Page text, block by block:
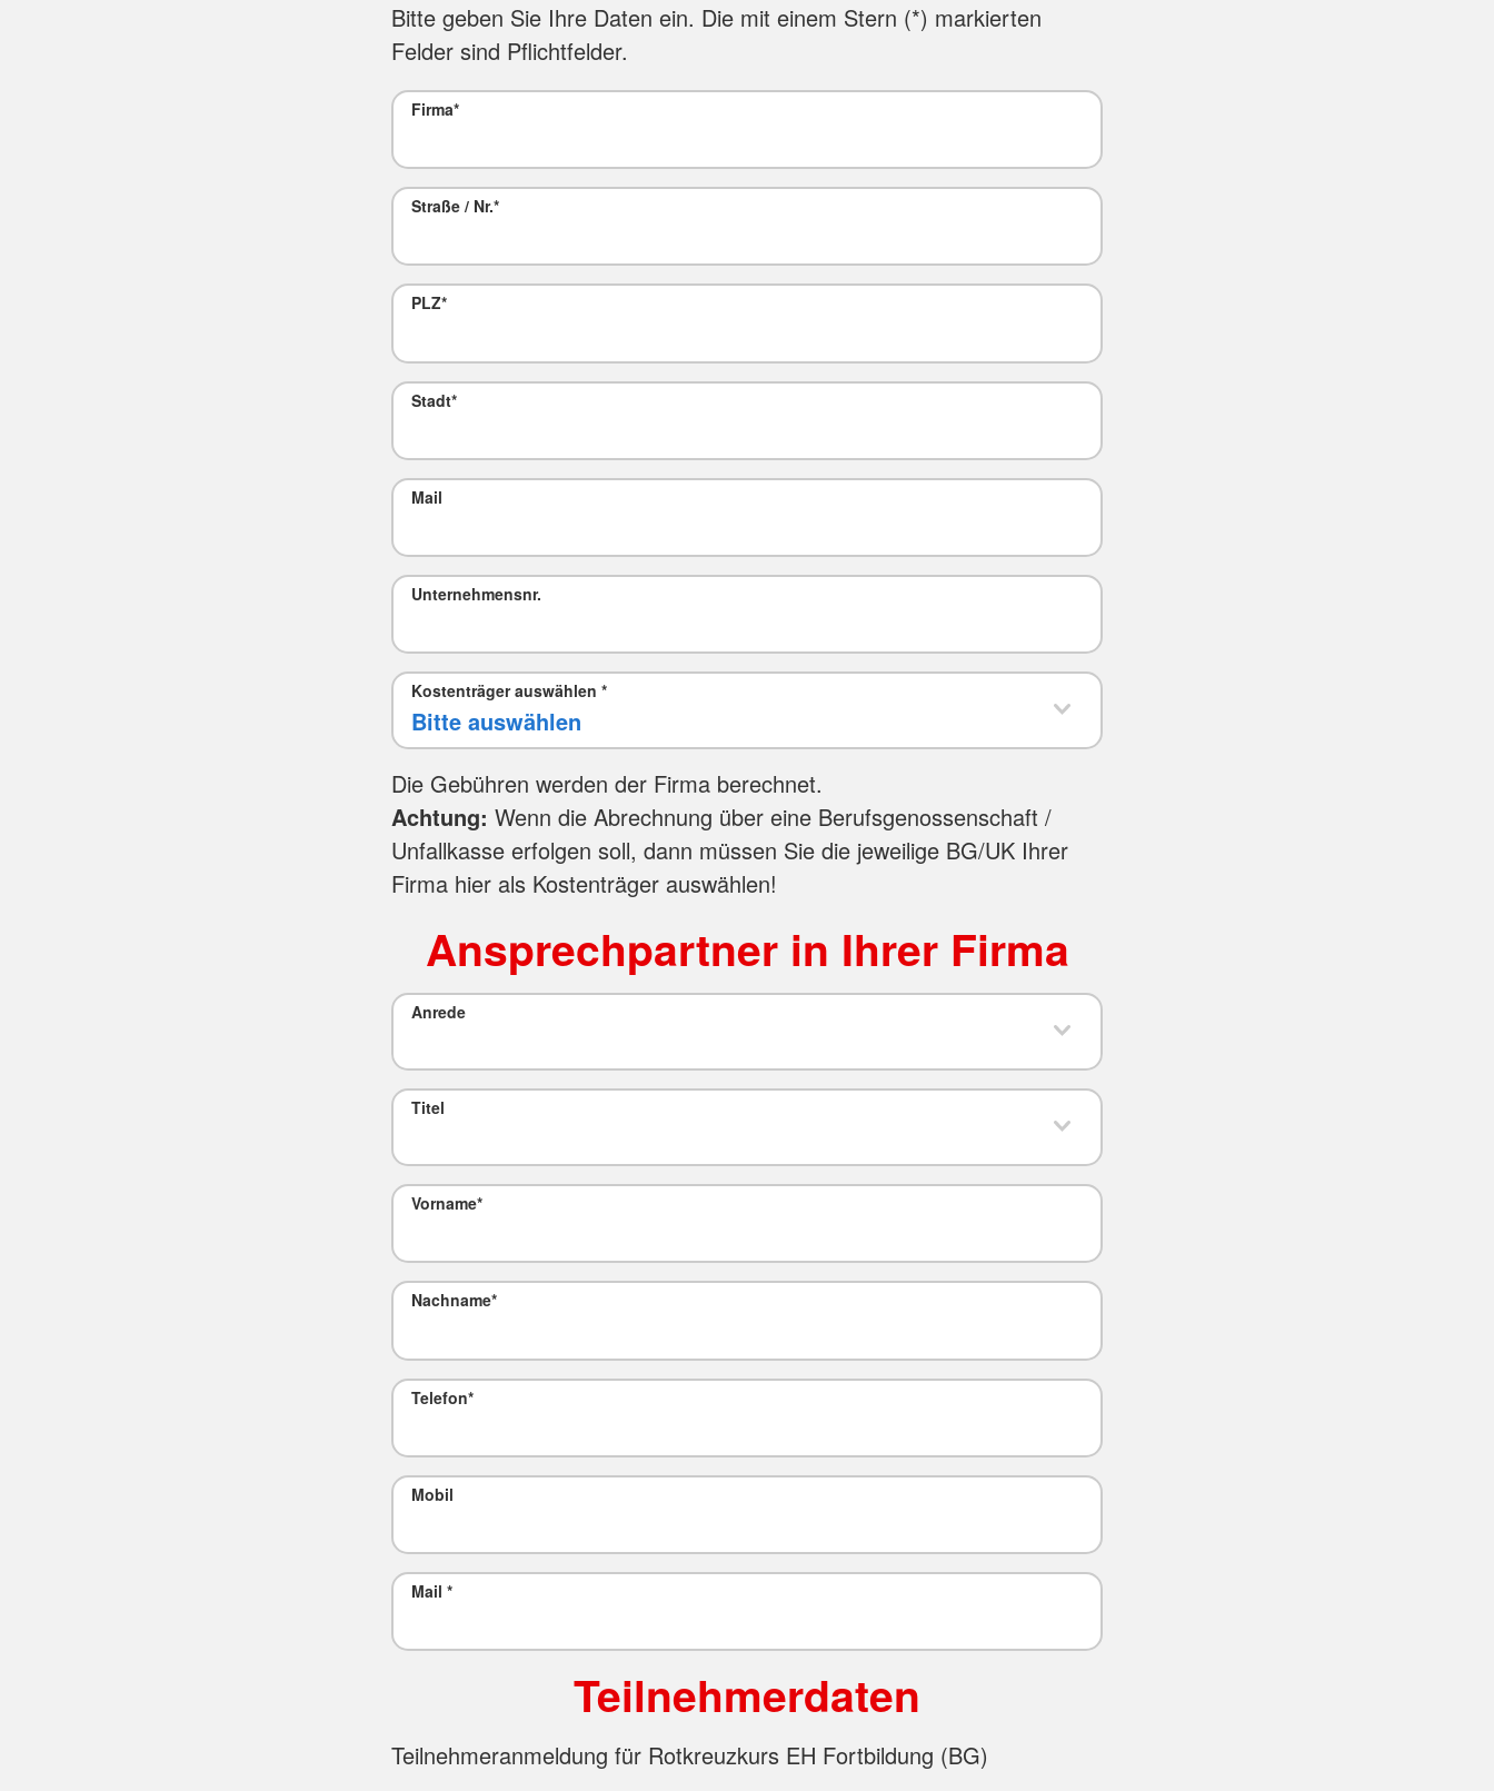
Bitte geben Sie Ihre Daten ein. Die mit einem Stern (*) markierten
Felder sind Pflichtfelder.
Firma*
Straße / Nr.*
PLZ*
Stadt*
Mail
Unternehmensnr.
Kostenträger auswählen*
Die Gebühren werden der Firma berechnet.
Achtung: Wenn die Abrechnung über eine Berufsgenossenschaft /
Unfallkasse erfolgen soll, dann müssen Sie die jeweilige BG/UK Ihrer
Firma hier als Kostenträger auswählen!
Ansprechpartner in Ihrer Firma
Anrede
Titel
Vorname*
Nachname*
Telefon*
Mobil
Mail*
Teilnehmerdaten
Teilnehmeranmeldung für Rotkreuzkurs EH Fortbildung (BG)